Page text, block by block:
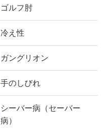
ゴルフ肘
冷え性
ガングリオン
手のしびれ
シーバー病（セーバー
病）